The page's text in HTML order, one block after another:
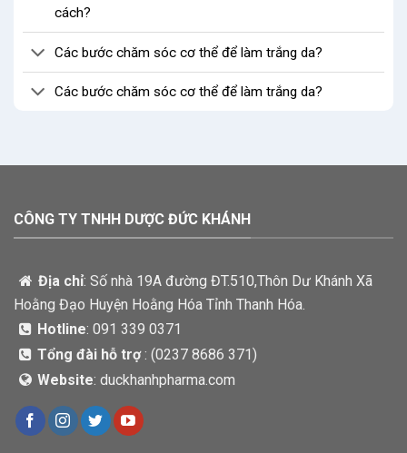
cách?
Các bước chăm sóc cơ thể để làm trắng da?
Các bước chăm sóc cơ thể để làm trắng da?
CÔNG TY TNHH DƯỢC ĐỨC KHÁNH
Địa chỉ: Số nhà 19A đường ĐT.510,Thôn Dư Khánh Xã
Hoằng Đạo Huyện Hoằng Hóa Tỉnh Thanh Hóa.
Hotline: 091 339 0371
Tổng đài hỗ trợ: (0237 8686 371)
Website: duckhanhpharma.com